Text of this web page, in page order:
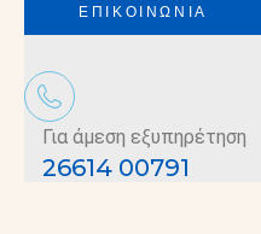
ΕΠΙΚΟΙΝΩΝΙΑ
26614 00791
Για άμεση εξυπηρέτηση